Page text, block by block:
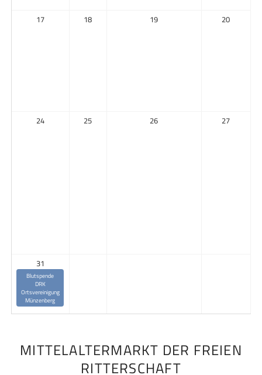
17 18 19 20
24 25 26 27
31
Blutspende
DRK
Ortsvereinigung
Münzenberg
MITTELALTERMARKT DER FREIEN
RITTERSCHAFT